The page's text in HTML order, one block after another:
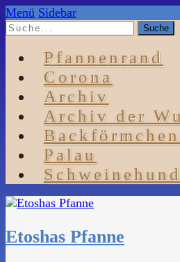
Menü Sidebar
Pfannenrand
Corona
Archiv
Archiv der
Backförmchen
Palau
Etoshas Pfanne